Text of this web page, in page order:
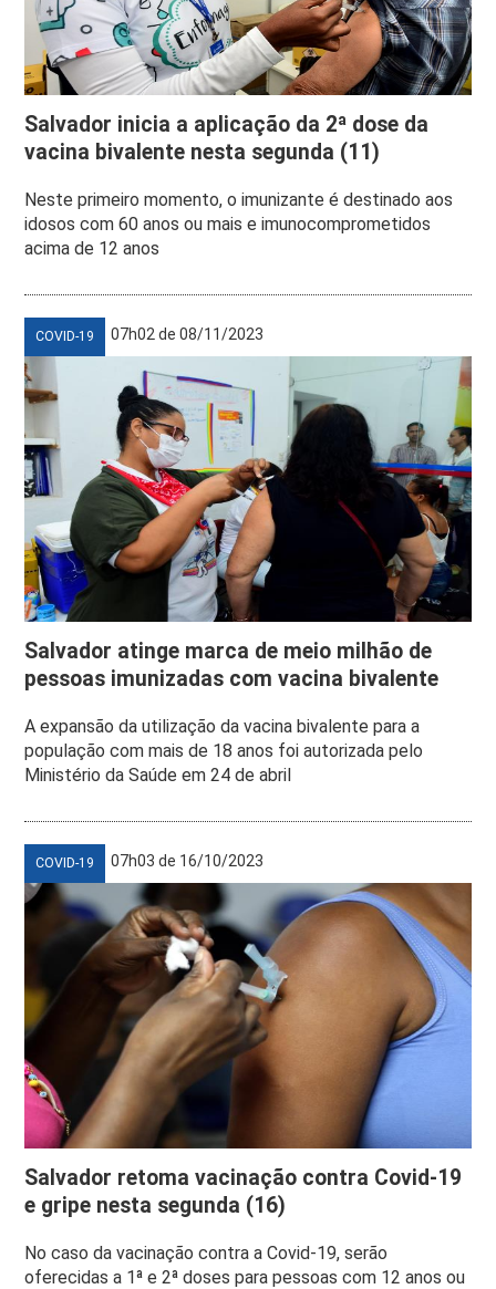
Salvador inicia a aplicação da 2ª dose da
vacina bivalente nesta segunda (11)
Neste primeiro momento, o imunizante é destinado aos
idosos com 60 anos ou mais e imunocomprometidos
acima de 12 anos
COVID-19 07h02 de 08/11/2023
Salvador atinge marca de meio milhão de
pessoas imunizadas com vacina bivalente
A expansão da utilização da vacina bivalente para a
população com mais de 18 anos foi autorizada pelo
Ministério da Saúde em 24 de abril
COVID-19 07h03 de 16/10/2023
Salvador retoma vacinação contra Covid-19
e gripe nesta segunda (16)
No caso da vacinação contra a Covid-19, serão
oferecidas a 1ª e 2ª doses para pessoas com 12 anos ou